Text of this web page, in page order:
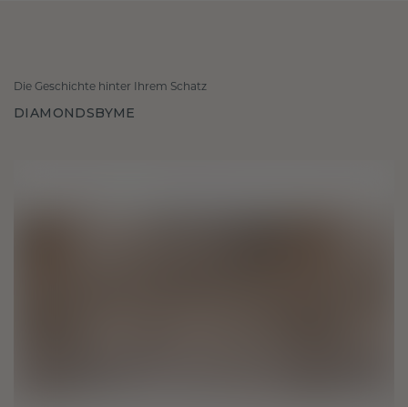
Die Geschichte hinter Ihrem Schatz
DIAMONDSBYME